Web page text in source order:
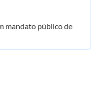
mandato público de